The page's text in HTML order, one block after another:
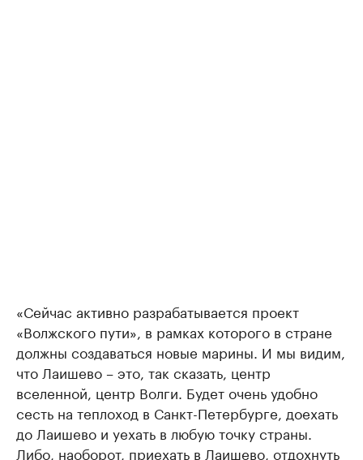
«Сейчас активно разрабатывается проект
«Волжского пути», в рамках которого в стране
должны создаваться новые марины. И мы видим,
что Лаишево – это, так сказать, центр
вселенной, центр Волги. Будет очень удобно
сесть на теплоход в Санкт-Петербурге, доехать
до Лаишево и уехать в любую точку страны.
Либо, наоборот, приехать в Лаишево, отдохнуть